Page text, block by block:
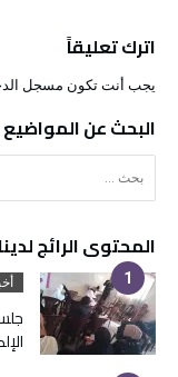
اترك تعليقاً
يجب أنت تكون مسجل
البحث عن المواضيع
البحث عن:
المحتوى الرائج لدينا